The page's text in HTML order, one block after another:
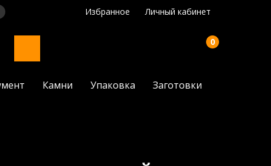
Избранное Личный кабинет
0
Камни Упаковка Заготовки